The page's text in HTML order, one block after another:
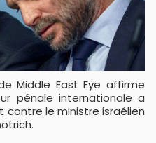
pénale internationale a
contre le ministre israélien